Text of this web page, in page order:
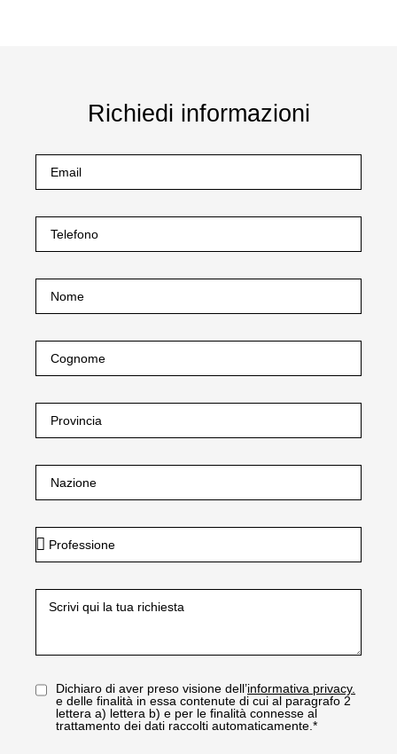
Richiedi informazioni
Dichiaro di aver preso visione dell’informativa privacy.
e delle finalità in essa contenute di cui al paragrafo 2
lettera a) lettera b) e per le finalità connesse al
trattamento dei dati raccolti automaticamente.*